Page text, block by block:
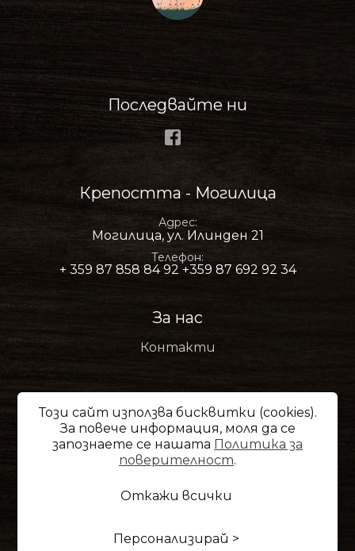
За нас
Контакти
Галерия
Горното поречие на Арда
Крепостта - Могилица
Адрес
Могилица, ул. Илинден 21
Телефон
+ 359 87 858 84 92 +359 87 692 92 34
Последвайте ни
Управление на бисквитките
Карта на сайта
Този сайт използва бисквитки (cookies).
За повече информация, моля да се
запознаете се нашaтa Политика за
поверителност.
Откажи всички
Персонализирай >